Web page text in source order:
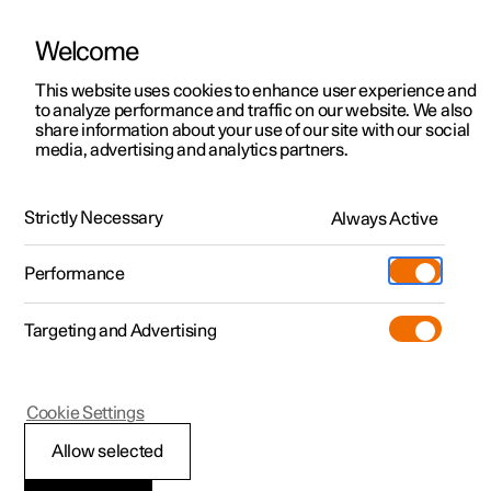
Polestar 2
Polestar 3
Polestar 4
Pre-owned
Shop
Meer
Testrit
Aanbiedingen voor
Testrit
Aanbiedingen voor
Polestar 4 coupé
Ontdek Polestar 4
Testrit
Bekijk onze stockwagens
Aanbiedingen voor
Ontdek Polestar 5
Over pre-owned
Pre-owned aanbiedingen
Aanbiedingen voor particulieren
Aanbiedingen voor
professionelen
Bekijk onze stockwagens
Configureer
Pre-owned
Testrit
Additionals
(Opent in een nieuw venster)
Experiences
Ontmoet ons
Servicepunten
Opladen
Support
HandleidingVideogalerijSoftware-updates
Bandenspanningscontrolesysteem
Polestar 2
Nieuwe
Welcome
This website uses cookies to enhance user experience and
to analyze performance and traffic on our website. We also
share information about your use of our site with our social
media, advertising and analytics partners.
Strictly Necessary Always Active
Performance
Targeting and Advertising
Allow selected
Cookie Settings